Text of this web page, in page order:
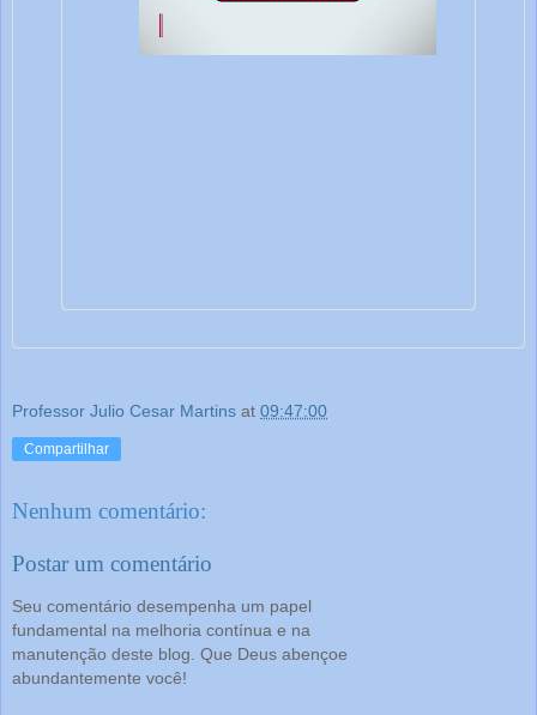
Professor Julio Cesar Martins at 09:47:00
Compartilhar
Nenhum comentário:
Postar um comentário
Seu comentário desempenha um papel
fundamental na melhoria contínua e na
manutenção deste blog. Que Deus abençoe
abundantemente você!